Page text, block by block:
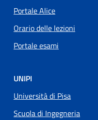
Portale Alice
Orario delle lezioni
Portale esami
UNIPI
Università di Pisa
Scuola di Ingegneria